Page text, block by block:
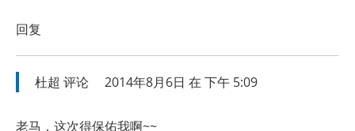
回复
杜超 评论 2014年8月6日 在 下午 5:09
老马，这次得保佑我啊~~